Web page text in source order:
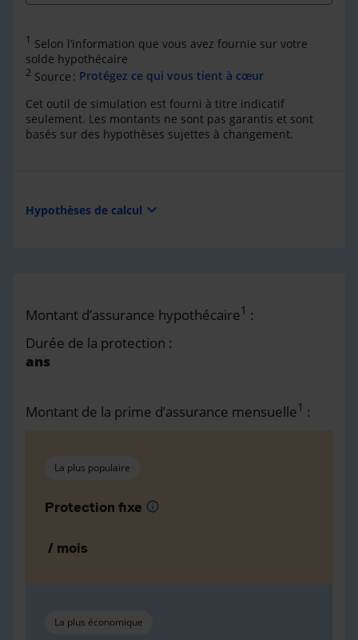
1 Selon l’information que vous avez fournie sur votre
solde hypothécaire
2 Source : Protégez ce qui vous tient à cœur
Cet outil de simulation est fourni à titre indicatif
seulement. Les montants ne sont pas garantis et sont
basés sur des hypothèses sujettes à changement.
Hypothèses de calcul expand_more
Montant d’assurance hypothécaire1 :
Durée de la protection :
ans
Montant de la prime d’assurance mensuelle1 :
La plus populaire
Protection fixe info
/ mois
La plus économique